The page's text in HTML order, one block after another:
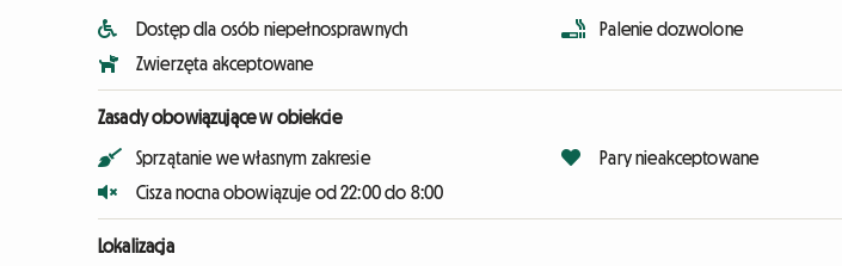
Dostęp dla osób niepełnosprawnych
Zwierzęta akceptowane
Palenie dozwolone
Zasady obowiązujące w obiekcie
Sprzątanie we własnym zakresie
Cisza nocna obowiązuje od 22:00 do 8:00
Pary nieakceptowane
Lokalizacja